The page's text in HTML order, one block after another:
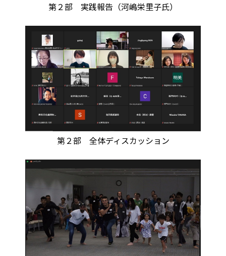
第２部 実践報告（河嶋栄里子氏）
第２部 全体ディスカッション